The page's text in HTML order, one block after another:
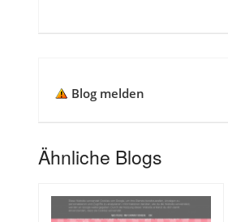
Blog melden
Ähnliche Blogs